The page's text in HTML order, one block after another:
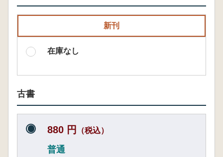
新刊
在庫なし
古書
880 円 （税込）
普通